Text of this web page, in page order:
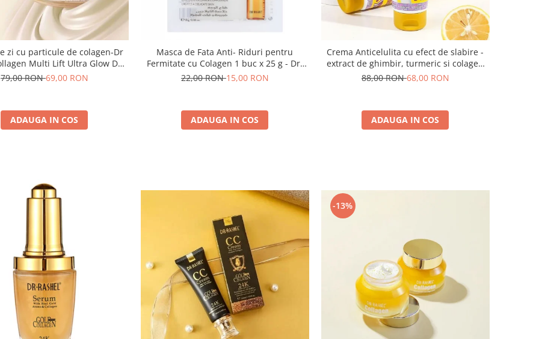
zi cu particule de colagen-Dr
Multi Lift Ultra Glow Day
Cream 50gr
79,00 RON69,00 RON
ADAUGA IN COS
Masca de Fata Anti- Riduri pentru
Fermitate cu Colagen 1 buc x 25 g - Dr.
Rashel Collagen Elasticity & Firming
22,00 RON15,00 RON
ADAUGA IN COS
Crema Anticelulita cu efect de slabire -
extract de ghimbir, turmeric si colagen
Slimming Slim Line Hot Crea-150 ml
88,00 RON68,00 RON
ADAUGA IN COS
-13%